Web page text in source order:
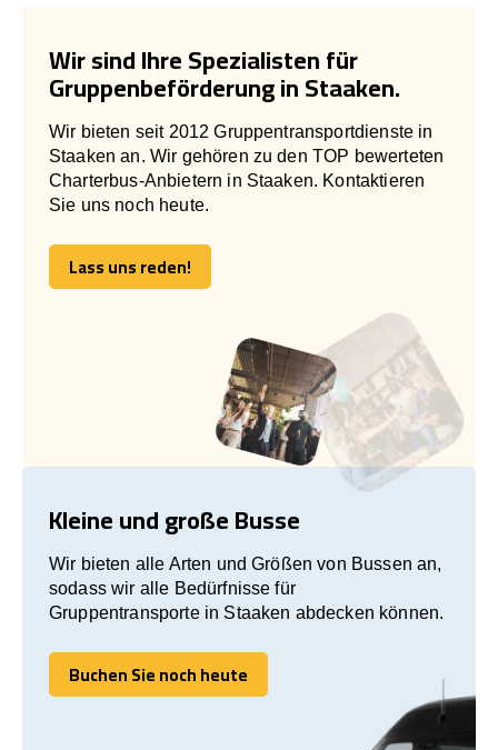
Wir sind Ihre Spezialisten für
Gruppenbeförderung in Staaken.
Wir bieten seit 2012 Gruppentransportdienste in
Staaken an. Wir gehören zu den TOP bewerteten
Charterbus-Anbietern in Staaken. Kontaktieren
Sie uns noch heute.
Lass uns reden!
Lass uns reden!
Kleine und große Busse
Wir bieten alle Arten und Größen von Bussen an,
sodass wir alle Bedürfnisse für
Gruppentransporte in Staaken abdecken können.
Buchen Sie noch heute
Buchen Sie noch heute